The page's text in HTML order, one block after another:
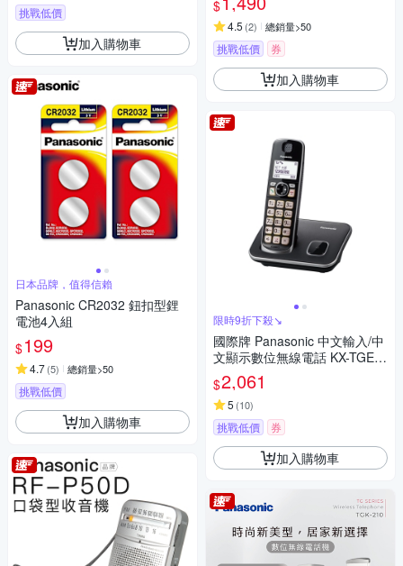
挑戰低價
加入購物車
日本品牌，值得信賴
Panasonic CR2032 鈕扣型鋰
電池4入組
$199
4.7(5) 總銷量>50
挑戰低價
加入購物車
$
4.5 (2) 總銷量>50
挑戰低價 券
加入購物車
限時9折下殺↘
國際牌 Panasonic 中文輸入/中
文顯示數位無線電話 KX-TGE6
10TWB
$2,061
5 (10)
挑戰低價 券
加入購物車